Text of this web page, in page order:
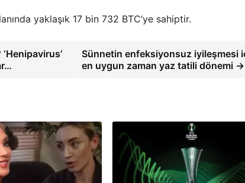
yaklaşık 17 bin 732 BTC’ye sahiptir.
Sünnetin enfeksiyonsuz iyileşmesi
en uygun zaman yaz tatili dönemi →